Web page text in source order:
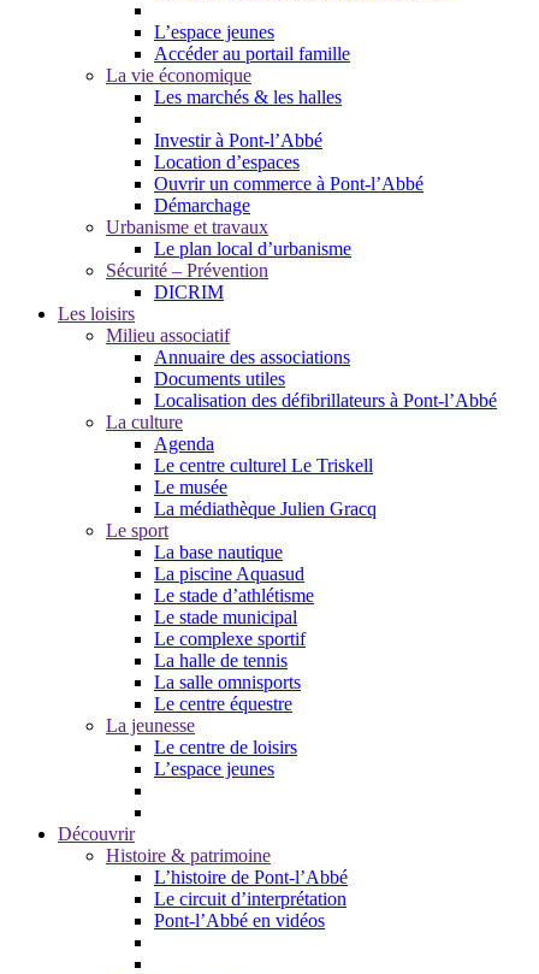
L’espace jeunes
Accéder au portail famille
La vie économique
Les marchés & les halles
Investir à Pont-l’Abbé
Location d’espaces
Ouvrir un commerce à Pont-l’Abbé
Démarchage
Urbanisme et travaux
Le plan local d’urbanisme
Sécurité – Prévention
DICRIM
Les loisirs
Milieu associatif
Annuaire des associations
Documents utiles
Localisation des défibrillateurs à Pont-l’Abbé
La culture
Agenda
Le centre culturel Le Triskell
Le musée
La médiathèque Julien Gracq
Le sport
La base nautique
La piscine Aquasud
Le stade d’athlétisme
Le stade municipal
Le complexe sportif
La halle de tennis
La salle omnisports
Le centre équestre
La jeunesse
Le centre de loisirs
L’espace jeunes
Découvrir
Histoire & patrimoine
L’histoire de Pont-l’Abbé
Le circuit d’interprétation
Pont-l’Abbé en vidéos